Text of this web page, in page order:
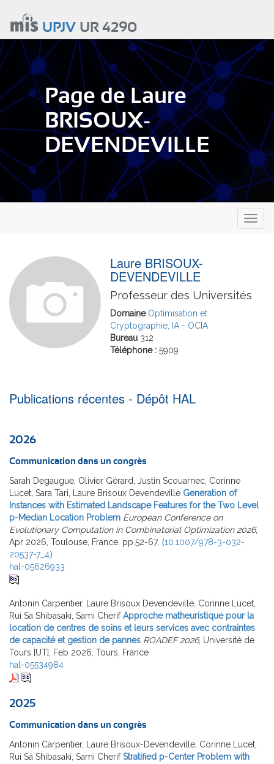
contenu
principal
UPJVUR 4290
Page de Laure
BRISOUX-
DEVENDEVILLE
Laure BRISOUX-
DEVENDEVILLE
Professeur des Universités
Domaine Optimisation et
Cryptographie, IA - OCIA
Bureau 312
Téléphone : 5909
Publications récentes - Dépôt HAL
2026
Communication dans un congrès
Sarah Degaugue, Olivier Gérard, Justin Scouarnec, Corinne
Lucet, Sara Tari, Laure Brisoux Devendeville Generation of
Instances with Estimated Landscape Features for the Two Level
p-Median Location Problem European Conference on
Evolutionary Computation in Combinatorial Optimization 2026,
Apr 2026, Toulouse, France. pp.52-67, ⟨10.1007/978-3-032-
20537-7_4⟩
hal-05626933
Antonin Carpentier, Laure Brisoux Devendeville, Corinne Lucet,
Rui Sa Shibasaki, Sami Cherif Approche matheuristique pour la
location de centres de soins et leurs services avec contraintes
de capacité et gestion de pannes ROADEF 2026, Université de
Tours [UT], Feb 2026, Tours, France
hal-05534984
2025
Communication dans un congrès
Antonin Carpentier, Laure Brisoux-Devendeville, Corinne Lucet,
Rui Sá Shibasaki, Sami Cherif Stratified p-Center Problem with